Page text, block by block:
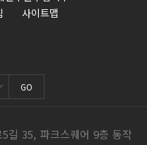
사이트맵
GO
길 35, 파크스퀘어 9층 동작